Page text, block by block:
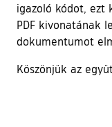
igazoló kódot, ezt
PDF kivonatának
dokumentumot
Köszönjük az